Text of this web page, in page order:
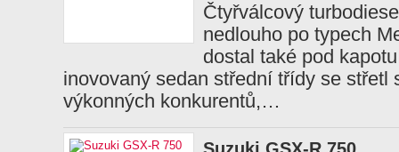
Čtyřválcový
nedlouho po typech
dostal také pod
inovovaný sedan střední třídy se střetl
výkonných konkurentů,…